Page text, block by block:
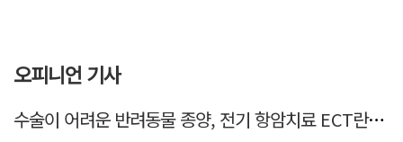
오피니언 기사
수술이 어려운 반려동물 종양, 전기 항암치료 ECT란? [반려동물 건강톡톡]